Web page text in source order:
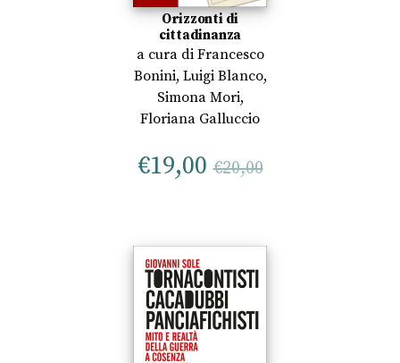
Orizzonti di
cittadinanza
a cura di Francesco
Bonini, Luigi Blanco,
Simona Mori,
Floriana Galluccio
€19,00 €20,00